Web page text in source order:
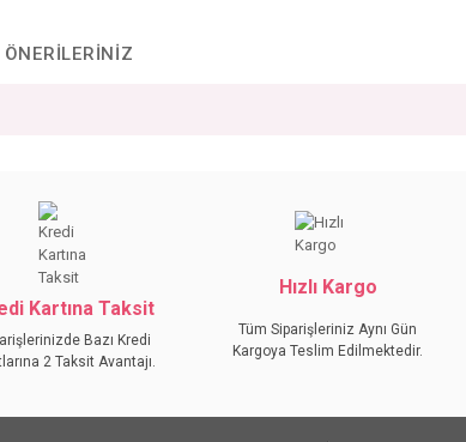
ÖNERILERINIZ
Kartına Taksit
Bazı Kredi
2 Taksit Avantajı.
Hızlı Kargo
Tüm Siparişleriniz Aynı Gün
Kargoya Teslim Edilmektedir.